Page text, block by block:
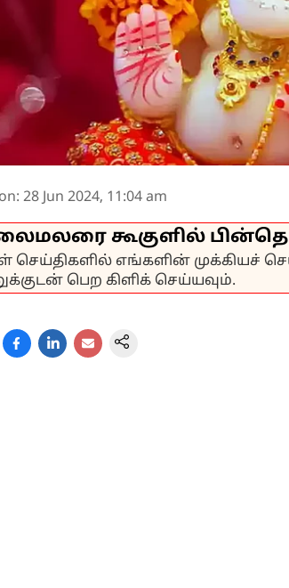
: 28 Jun 2024, 11:04 am
கூகுளில்
செய்திகளில் எங்களின் முக்கியச்
பெற கிளிக் செய்யவும்.